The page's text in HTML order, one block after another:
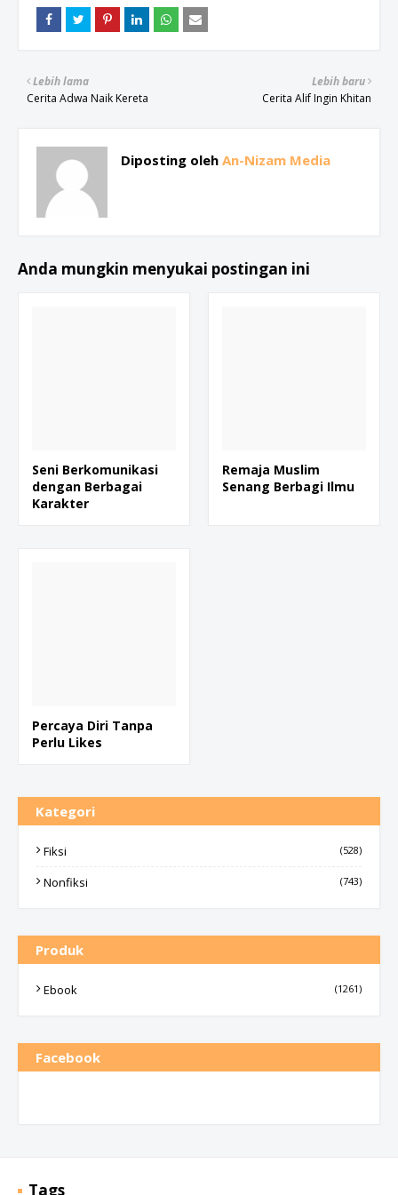
Lebih baru
Cerita Alif Ingin Khitan
Lebih lama
Cerita Adwa Naik Kereta
Diposting oleh An-Nizam Media
Anda mungkin menyukai postingan ini
Seni Berkomunikasi
dengan Berbagai
Karakter
Remaja Muslim
Senang Berbagi Ilmu
Percaya Diri Tanpa
Perlu Likes
Kategori
Fiksi (528)
Nonfiksi (743)
Produk
Ebook (1261)
Facebook
Tags